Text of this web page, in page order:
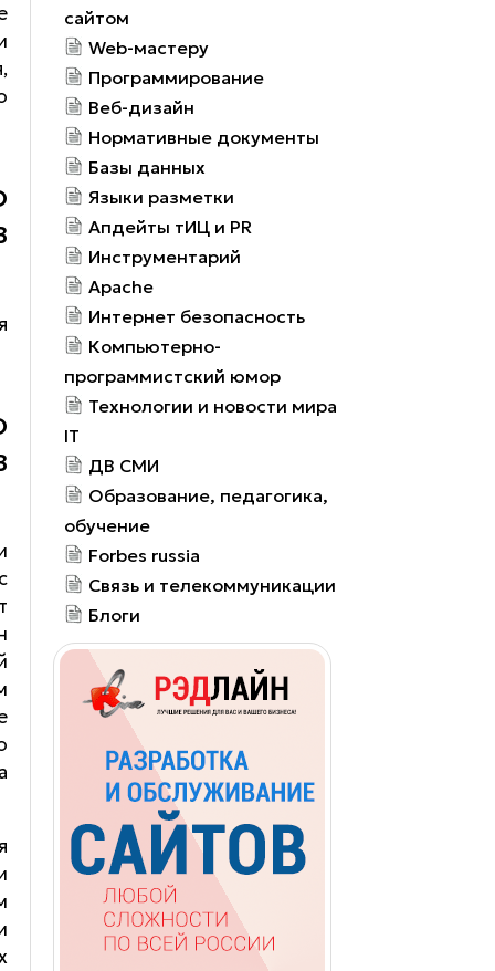
сайтом
Web-мастеру
Программирование
Веб-дизайн
Нормативные документы
Базы данных
Языки разметки
Апдейты тИЦ и PR
Инструментарий
Apache
Интернет безопасность
Компьютерно-
программистский юмор
Технологии и новости мира
IT
ДВ СМИ
Образование, педагогика,
обучение
Forbes russia
Связь и телекоммуникации
Блоги